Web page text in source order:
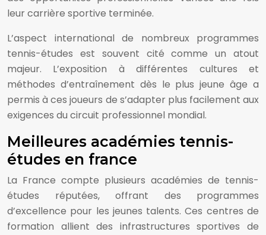
leur carrière sportive terminée.
L’aspect international de nombreux programmes
tennis-études est souvent cité comme un atout
majeur. L’exposition à différentes cultures et
méthodes d’entraînement dès le plus jeune âge a
permis à ces joueurs de s’adapter plus facilement aux
exigences du circuit professionnel mondial.
Meilleures académies tennis-
études en france
La France compte plusieurs académies de tennis-
études réputées, offrant des programmes
d’excellence pour les jeunes talents. Ces centres de
formation allient des infrastructures sportives de